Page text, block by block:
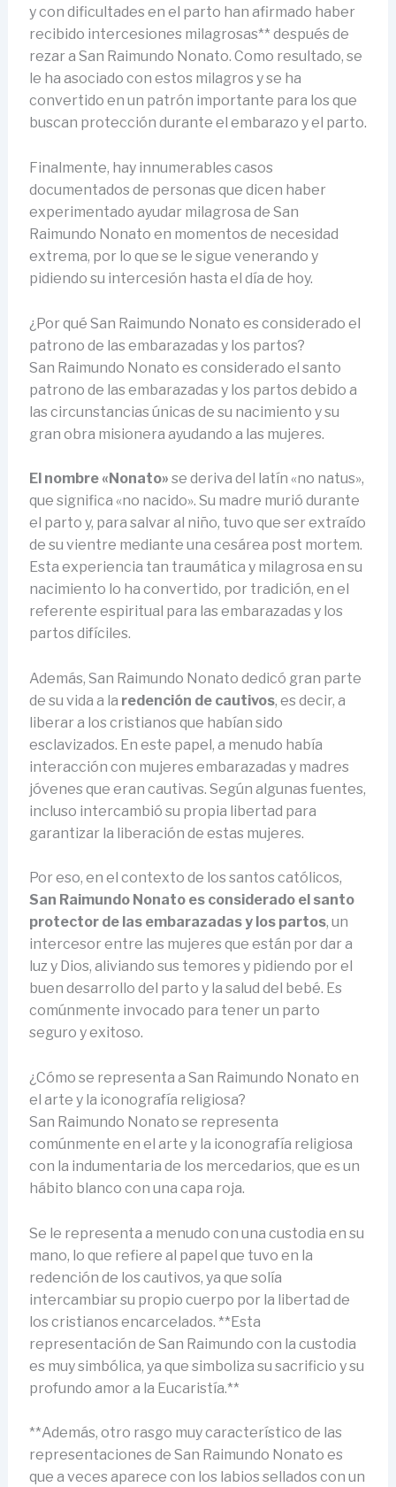
y con dificultades en el parto han afirmado haber
recibido intercesiones milagrosas** después de
rezar a San Raimundo Nonato. Como resultado, se
le ha asociado con estos milagros y se ha
convertido en un patrón importante para los que
buscan protección durante el embarazo y el parto.
Finalmente, hay innumerables casos
documentados de personas que dicen haber
experimentado ayudar milagrosa de San
Raimundo Nonato en momentos de necesidad
extrema, por lo que se le sigue venerando y
pidiendo su intercesión hasta el día de hoy.
¿Por qué San Raimundo Nonato es considerado el
patrono de las embarazadas y los partos?
San Raimundo Nonato es considerado el santo
patrono de las embarazadas y los partos debido a
las circunstancias únicas de su nacimiento y su
gran obra misionera ayudando a las mujeres.
El nombre «Nonato» se deriva del latín «no natus»,
que significa «no nacido». Su madre murió durante
el parto y, para salvar al niño, tuvo que ser extraído
de su vientre mediante una cesárea post mortem.
Esta experiencia tan traumática y milagrosa en su
nacimiento lo ha convertido, por tradición, en el
referente espiritual para las embarazadas y los
partos difíciles.
Además, San Raimundo Nonato dedicó gran parte
de su vida a la redención de cautivos, es decir, a
liberar a los cristianos que habían sido
esclavizados. En este papel, a menudo había
interacción con mujeres embarazadas y madres
jóvenes que eran cautivas. Según algunas fuentes,
incluso intercambió su propia libertad para
garantizar la liberación de estas mujeres.
Por eso, en el contexto de los santos católicos,
San Raimundo Nonato es considerado el santo
protector de las embarazadas y los partos, un
intercesor entre las mujeres que están por dar a
luz y Dios, aliviando sus temores y pidiendo por el
buen desarrollo del parto y la salud del bebé. Es
comúnmente invocado para tener un parto
seguro y exitoso.
¿Cómo se representa a San Raimundo Nonato en
el arte y la iconografía religiosa?
San Raimundo Nonato se representa
comúnmente en el arte y la iconografía religiosa
con la indumentaria de los mercedarios, que es un
hábito blanco con una capa roja.
Se le representa a menudo con una custodia en su
mano, lo que refiere al papel que tuvo en la
redención de los cautivos, ya que solía
intercambiar su propio cuerpo por la libertad de
los cristianos encarcelados. **Esta
representación de San Raimundo con la custodia
es muy simbólica, ya que simboliza su sacrificio y su
profundo amor a la Eucaristía.**
**Además, otro rasgo muy característico de las
representaciones de San Raimundo Nonato es
que a veces aparece con los labios sellados con un